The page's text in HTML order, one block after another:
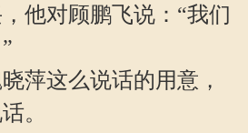
他对顾鹏飞说：“我们
萍这么说话的用意，
。